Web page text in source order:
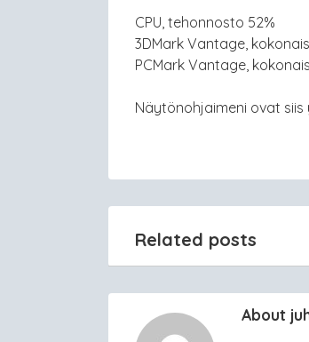
CPU, tehonnosto 52%
3DMark Vantage,
PCMark Vantage,
Näytönohjaimeni ovat siis
Related posts
About